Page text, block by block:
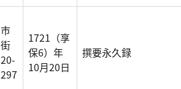
市
街
20-
297
1721（享
保6）年
10月20日
撰要永久録